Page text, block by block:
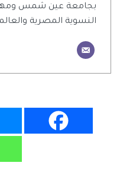
بجامعة عين شمس
النسوية المصرية